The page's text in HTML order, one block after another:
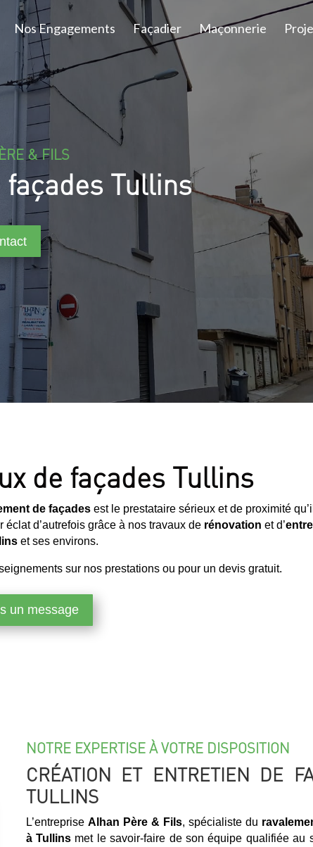
Nos Engagements Façadier Maçonnerie
& FILS
Tullins
de façades Tullins
de façadesest le prestataire sérieux et de proximité
d’autrefois grâce à nos travaux de rénovation et d’
et ses environs.
sur nos prestations ou pour un devis gratuit.
un message
NOTRE EXPERTISE À VOTRE DISPOSITION
CRÉATION ET ENTRETIEN DE
TULLINS
L’entreprise Alhan Père & Fils, spécialiste du
à Tullinsmet le savoir-faire de son équipe qualifiée au